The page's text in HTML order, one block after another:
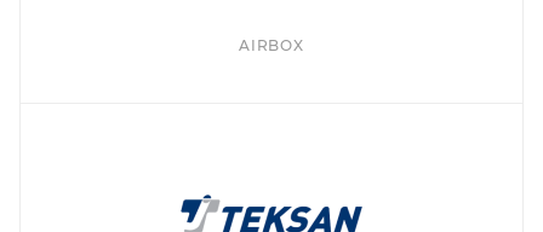
AIRBOX